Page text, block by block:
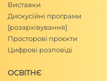
Виставки
Дискусійні програми
[розархівування]
Просторові проєкти
Цифрові розповіді
ОСВІТНЄ